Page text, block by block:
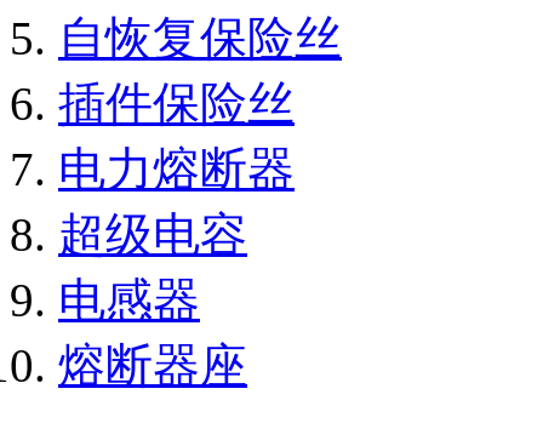
自恢复保险丝
插件保险丝
电力熔断器
超级电容
电感器
熔断器座